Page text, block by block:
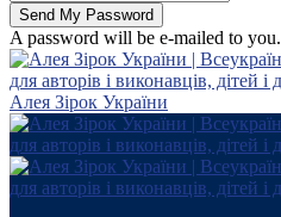
A password will be e-mailed to you.
Алея Зірок України